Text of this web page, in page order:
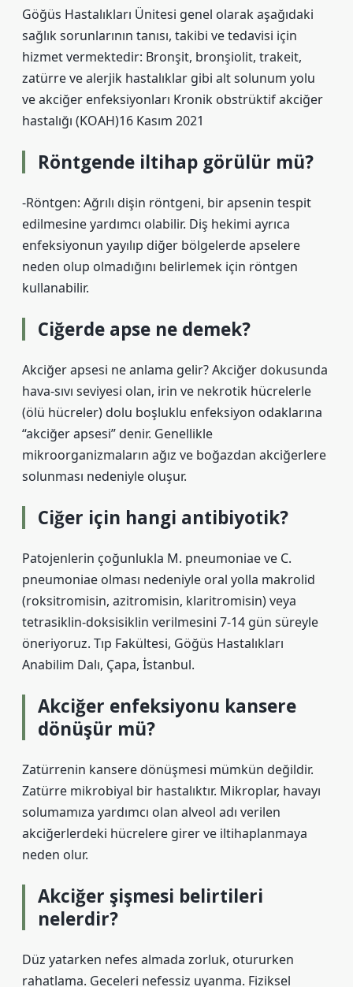
Göğüs Hastalıkları Ünitesi genel olarak aşağıdaki
sağlık sorunlarının tanısı, takibi ve tedavisi için
hizmet vermektedir: Bronşit, bronşiolit, trakeit,
zatürre ve alerjik hastalıklar gibi alt solunum yolu
ve akciğer enfeksiyonları Kronik obstrüktif akciğer
hastalığı (KOAH)16 Kasım 2021
Röntgende iltihap görülür mü?
-Röntgen: Ağrılı dişin röntgeni, bir apsenin tespit
edilmesine yardımcı olabilir. Diş hekimi ayrıca
enfeksiyonun yayılıp diğer bölgelerde apselere
neden olup olmadığını belirlemek için röntgen
kullanabilir.
Ciğerde apse ne demek?
Akciğer apsesi ne anlama gelir? Akciğer dokusunda
hava-sıvı seviyesi olan, irin ve nekrotik hücrelerle
(ölü hücreler) dolu boşluklu enfeksiyon odaklarına
“akciğer apsesi” denir. Genellikle
mikroorganizmaların ağız ve boğazdan akciğerlere
solunması nedeniyle oluşur.
Ciğer için hangi antibiyotik?
Patojenlerin çoğunlukla M. pneumoniae ve C.
pneumoniae olması nedeniyle oral yolla makrolid
(roksitromisin, azitromisin, klaritromisin) veya
tetrasiklin-doksisiklin verilmesini 7-14 gün süreyle
öneriyoruz. Tıp Fakültesi, Göğüs Hastalıkları
Anabilim Dalı, Çapa, İstanbul.
Akciğer enfeksiyonu kansere
dönüşür mü?
Zatürrenin kansere dönüşmesi mümkün değildir.
Zatürre mikrobiyal bir hastalıktır. Mikroplar, havayı
solumamıza yardımcı olan alveol adı verilen
akciğerlerdeki hücrelere girer ve iltihaplanmaya
neden olur.
Akciğer şişmesi belirtileri
nelerdir?
Düz yatarken nefes almada zorluk, otururken
rahatlama. Geceleri nefessiz uyanma. Fiziksel